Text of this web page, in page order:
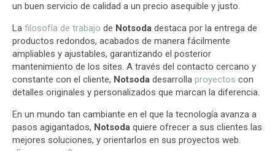
un buen servicio de calidad a un precio asequible y justo.
La filosofía de trabajo de Notsoda destaca por la entrega de
productos redondos, acabados de manera fácilmente
ampliables y ajustables, garantizando el posterior
mantenimiento de los sites. A través del contacto cercano y
constante con el cliente, Notsoda desarrolla proyectos con
detalles originales y personalizados que marcan la diferencia.
En un mundo tan cambiante en el que la tecnología avanza a
pasos agigantados, Notsoda quiere ofrecer a sus clientes las
mejores soluciones, y orientarlos en sus proyectos web.